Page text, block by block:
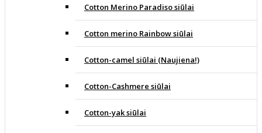
Cotton Merino Paradiso siūlai
Cotton merino Rainbow siūlai
Cotton-camel siūlai (Naujiena!)
Cotton-Cashmere siūlai
Cotton-yak siūlai